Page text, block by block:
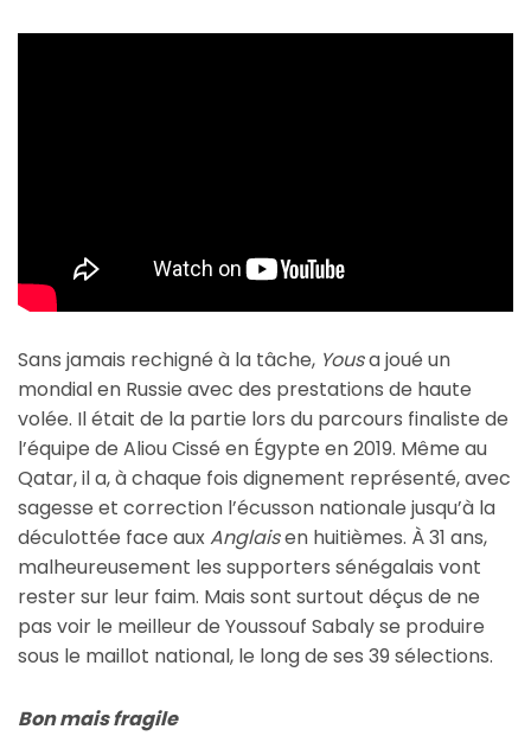
Sans jamais rechigné à la tâche, Yousa joué un
mondial en Russie avec des prestations de haute
volée. Il était de la partie lors du parcours finaliste de
l’équipe de Aliou Cissé en Égypte en 2019. Même au
Qatar, il a, à chaque fois dignement représenté, avec
sagesse et correction l’écusson nationale jusqu’à la
déculottée face auxAnglaisen huitièmes. À 31 ans,
malheureusement les supporters sénégalais vont
rester sur leur faim. Mais sont surtout déçus de ne
pas voir le meilleur de Youssouf Sabaly se produire
sous le maillot national, le long de ses 39 sélections.
Bon mais fragile